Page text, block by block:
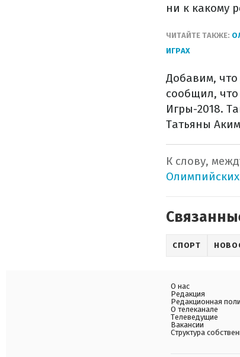
ни к какому
ЧИТАЙТЕ ТАКЖЕ:
ИГРАХ
Добавим,
сообщил,
Игры-2018.
Татьяны
К слову,
Олимпийских
СПОРТ
О нас
Редакция
Редакционная
О телеканале
Телеведущие
Вакансии
Структура